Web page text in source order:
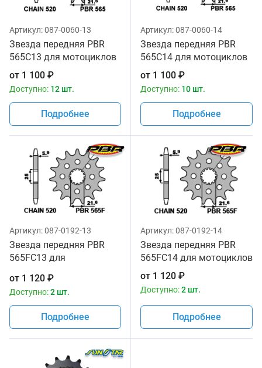
Артикул:087-0060-13
Звезда передняя PBR
565C13 для мотоциклов
от 1 100 ₽
Доступно: 12 шт.
Подробнее
Артикул:087-0060-14
Звезда передняя PBR
565C14 для мотоциклов
от 1 100 ₽
Доступно: 10 шт.
Подробнее
Артикул:087-0192-13
Звезда передняя PBR
565FC13 для
от 1 120 ₽
Доступно:2 шт.
Подробнее
Артикул:087-0192-14
Звезда передняя PBR
565FC14 для мотоциклов
от 1 120 ₽
Доступно:2 шт.
Подробнее